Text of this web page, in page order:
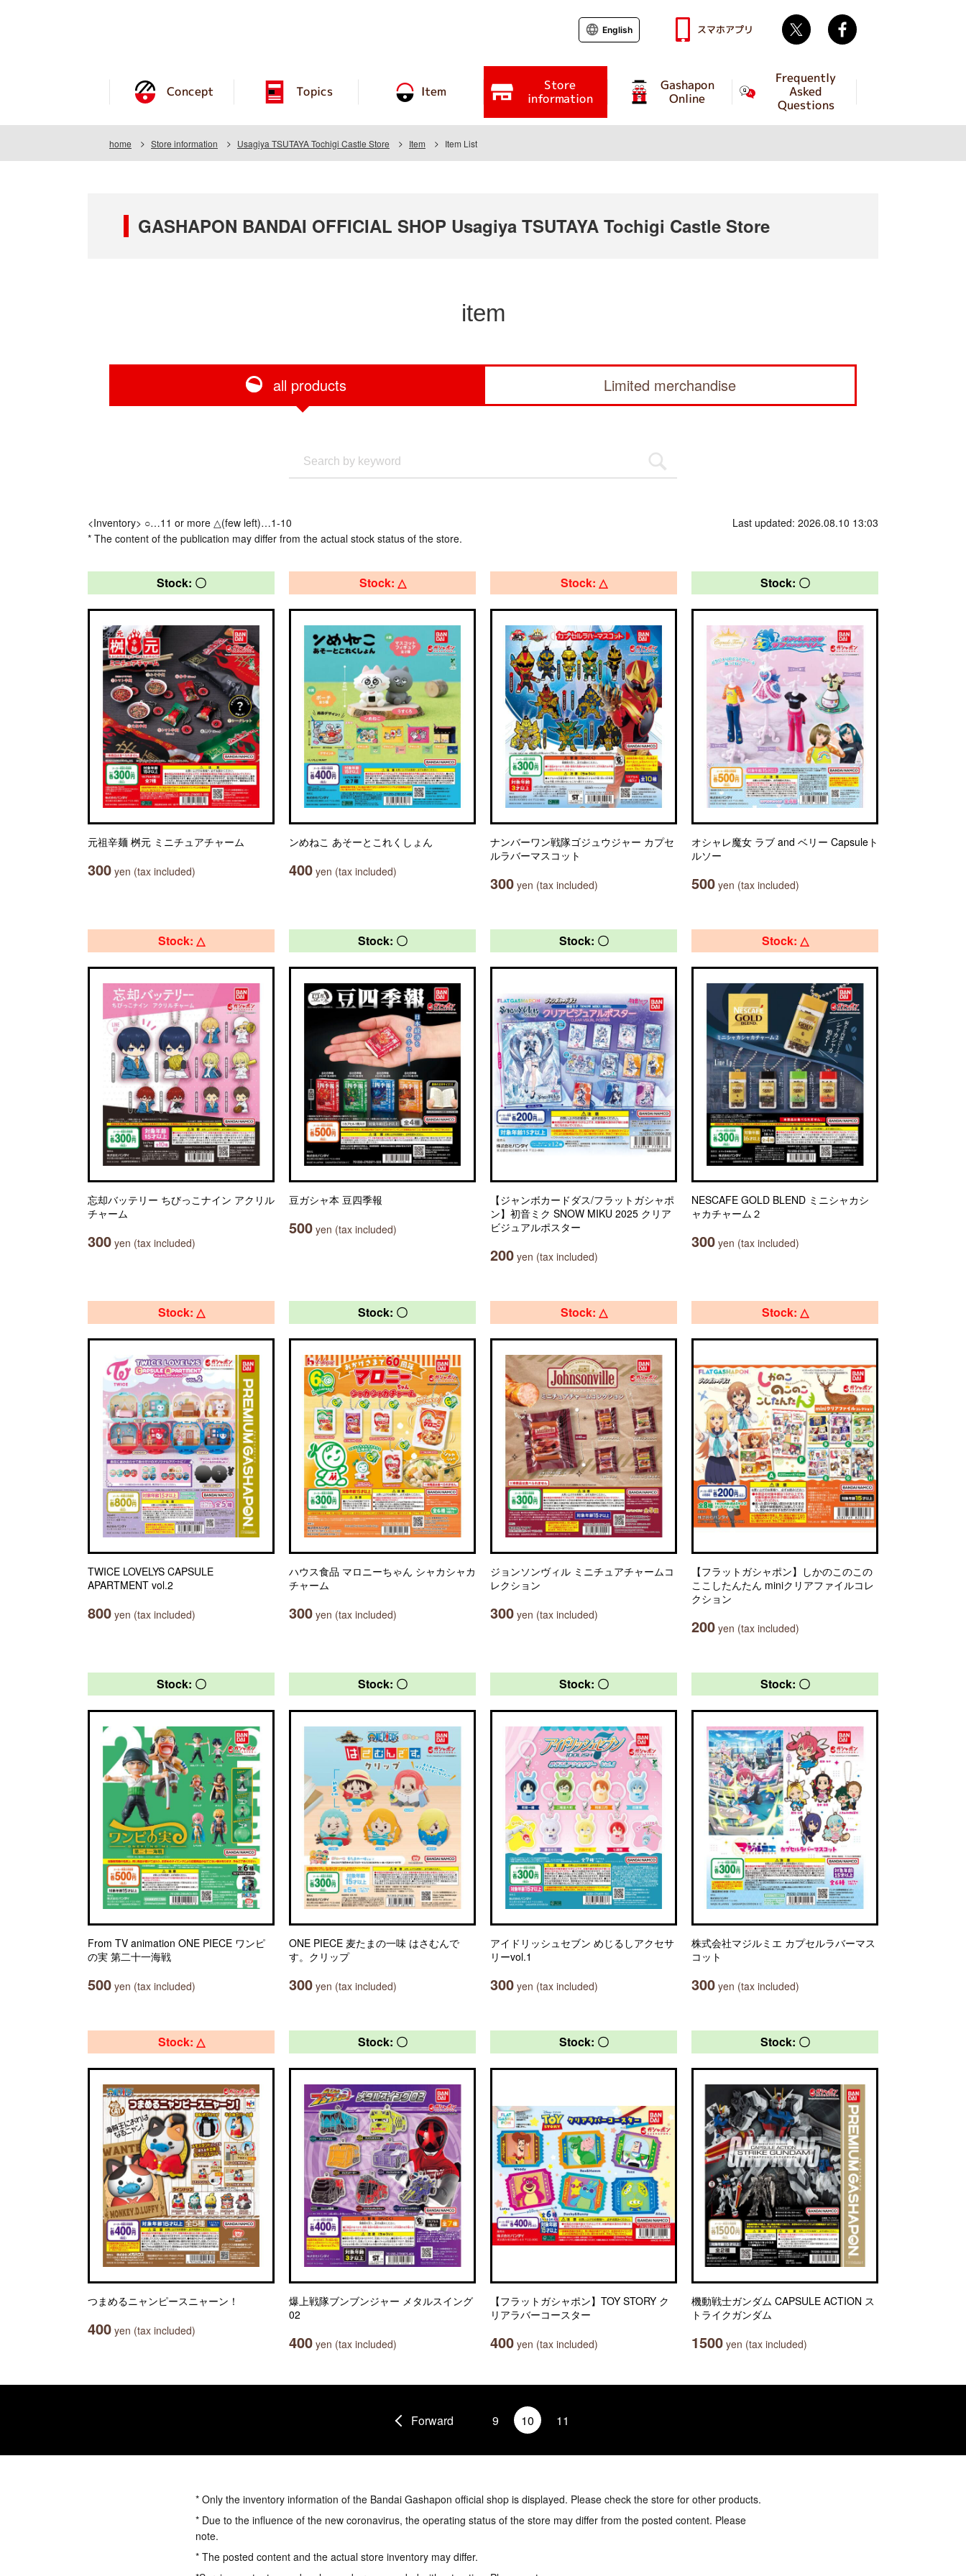
Concept Topics Item Store
information
Gashapon
Online
Frequently
Asked
Questions
English スマホアプリ Twitter
home Store information Usagiya TSUTAYA Tochigi Castle Store Item Item List
GASHAPON BANDAI OFFICIAL SHOP Usagiya TSUTAYA Tochigi Castle Store
item
all products Limited merchandise
<Inventory> ○…11 or more △(few left)…1-10
* The content of the publication may differ from the actual stock status of the store.
Last updated: 2026.08.10 13:03
Stock: 〇
元祖辛麺 桝元 ミニチュアチャーム
300 yen (tax included)
Stock: △
ンめねこ あそーとこれくしょん
400 yen (tax included)
Stock: △
ナンバーワン戦隊ゴジュウジャー カプセ
ルラバーマスコット
300 yen (tax included)
Stock: 〇
オシャレ魔女 ラブ and ベリー Capsuleト
ルソー
500 yen (tax included)
Stock: △
忘却バッテリー ちびっこナイン アクリル
チャーム
300 yen (tax included)
Stock: 〇
豆ガシャ本 豆四季報
500 yen (tax included)
Stock: 〇
【ジャンボカードダス/フラットガシャポ
ン】初音ミク SNOW MIKU 2025 クリア
ビジュアルポスター
200 yen (tax included)
Stock: △
NESCAFE GOLD BLEND ミニシャカシ
ャカチャーム２
300 yen (tax included)
Stock: △
TWICE LOVELYS CAPSULE
APARTMENT vol.2
800 yen (tax included)
Stock: 〇
ハウス食品 マロニーちゃん シャカシャカ
チャーム
300 yen (tax included)
Stock: △
ジョンソンヴィル ミニチュアチャームコ
レクション
300 yen (tax included)
Stock: △
【フラットガシャポン】しかのこのこの
ここしたんたん miniクリアファイルコレ
クション
200 yen (tax included)
Stock: 〇
From TV animation ONE PIECE ワンピ
の実 第二十一海戦
500 yen (tax included)
Stock: 〇
ONE PIECE 麦たまの一味 はさむんで
す。クリップ
300 yen (tax included)
Stock: 〇
アイドリッシュセブン めじるしアクセサ
リーvol.1
300 yen (tax included)
Stock: 〇
株式会社マジルミエ カプセルラバーマス
コット
300 yen (tax included)
Stock: △
つまめるニャンピースニャーン！
400 yen (tax included)
Stock: 〇
爆上戦隊ブンブンジャー メタルスイング
02
400 yen (tax included)
Stock: 〇
【フラットガシャポン】TOY STORY ク
リアラバーコースター
400 yen (tax included)
Stock: 〇
機動戦士ガンダム CAPSULE ACTION ス
トライクガンダム
1500 yen (tax included)
Forward 9 10 11
* Only the inventory information of the Bandai Gashapon official shop is displayed. Please check the store for other products.
* Due to the influence of the new coronavirus, the operating status of the store may differ from the posted content. Please
note.
* The posted content and the actual store inventory may differ.